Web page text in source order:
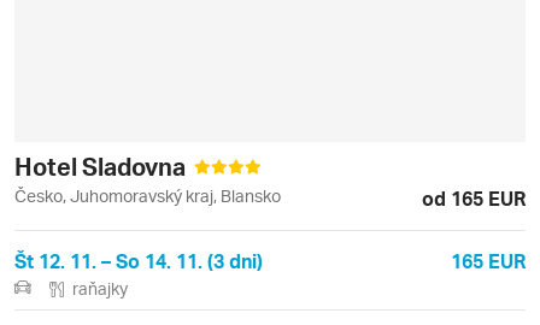
Hotel Sladovna
Česko, Juhomoravský kraj, Blansko od 165 EUR
Št 12. 11. – So 14. 11. (3 dni) 165 EUR
raňajky